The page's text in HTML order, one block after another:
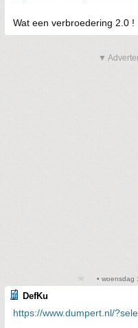
Wat een verbroedering 2.0 !
▼
• woensdag
DefKu
https://www.dumpert.nl/